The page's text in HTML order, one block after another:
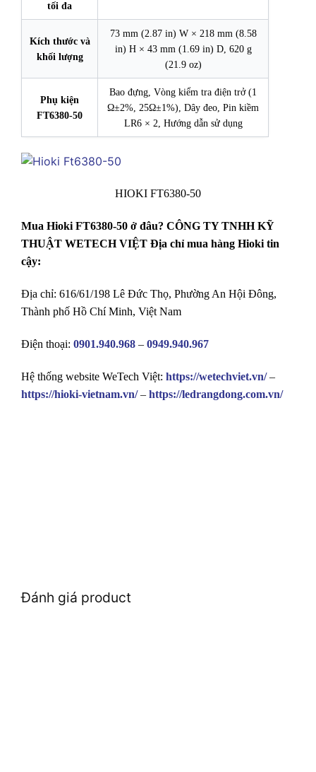
tối đa
Kích thước và
khối lượng
73 mm (2.87 in) W × 218 mm (8.58
in) H × 43 mm (1.69 in) D, 620 g
(21.9 oz)
Phụ kiện
FT6380-50
Bao đựng, Vòng kiểm tra điện trở (1
Ω±2%, 25Ω±1%), Dây đeo, Pin kiềm
LR6 × 2, Hướng dẫn sử dụng
HIOKI FT6380-50
Mua Hioki FT6380-50 ở đâu? CÔNG TY TNHH KỸ
THUẬT WETECH VIỆT Địa chỉ mua hàng Hioki tin
cậy:
Địa chỉ: 616/61/198 Lê Đức Thọ, Phường An Hội Đông,
Thành phố Hồ Chí Minh, Việt Nam
Điện thoại: 0901.940.968 – 0949.940.967
Hệ thống website WeTech Việt: https://wetechviet.vn/–
https://hioki-vietnam.vn/– https://ledrangdong.com.vn/
Đánh giá product